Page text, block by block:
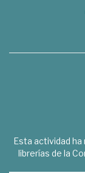
Esta actividad ha
librerías de la